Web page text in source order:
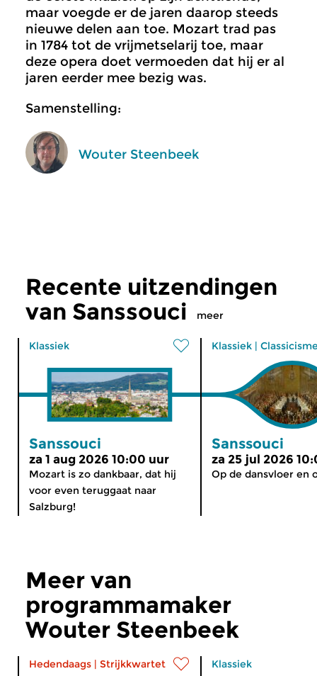
maar voegde er de jaren daarop steeds
nieuwe delen aan toe. Mozart trad pas
in 1784 tot de vrijmetselarij toe, maar
deze opera doet vermoeden dat hij er al
jaren eerder mee bezig was.
Samenstelling:
Wouter Steenbeek
Recente uitzendingen
van Sanssouci
meer
Klassiek
Sanssouci
za 1 aug 2026 10:00 uur
Mozart is zo dankbaar, dat hij
voor even teruggaat naar
Salzburg!
Klassiek |
Sanssouci
za 25 jul 2026
Op de dansvloer en
Meer van
programmamaker
Wouter Steenbeek
Hedendaags | Strijkkwartet Klassiek